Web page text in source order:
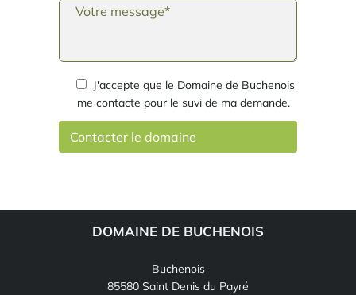
J'accepte que le Domaine de Buchenois
me contacte pour le suvi de ma demande.
DOMAINE DE BUCHENOIS
Buchenois
85580 Saint Denis du Payré